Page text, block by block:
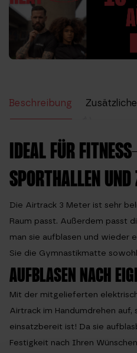
Beschreibung
IDEAL FÜR
SPORTHALLEN
Die Airtrack 3 Meter ist sehr
Raum passt. Außerdem passt
man sie aufblasen und wieder
Sie die Gymnastikmatte
AUFBLASEN NACH
Mit der mitgelieferten
Airtrack im Handumdrehen auf,
einsatzbereit ist! Da sie
Festigkeit nach Ihren